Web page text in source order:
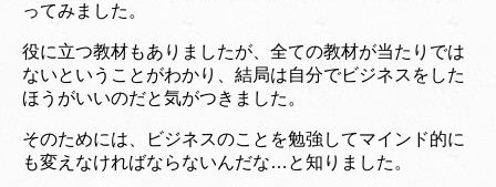
ってみました。
役に立つ教材もありましたが、全ての教材が当たりでは
ないということがわかり、結局は自分でビジネスをした
ほうがいいのだと気がつきました。
そのためには、ビジネスのことを勉強してマインド的に
も変えなければならないんだな…と知りました。